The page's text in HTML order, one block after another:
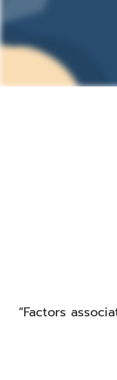
“Factors